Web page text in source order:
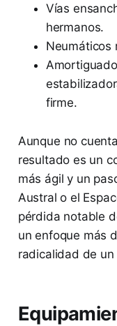
Vías
hermanos.
Neumáticos
firme.
Aunque no
resultado es un
más ágil y un
Austral o el
pérdida notable
un enfoque más
radicalidad de